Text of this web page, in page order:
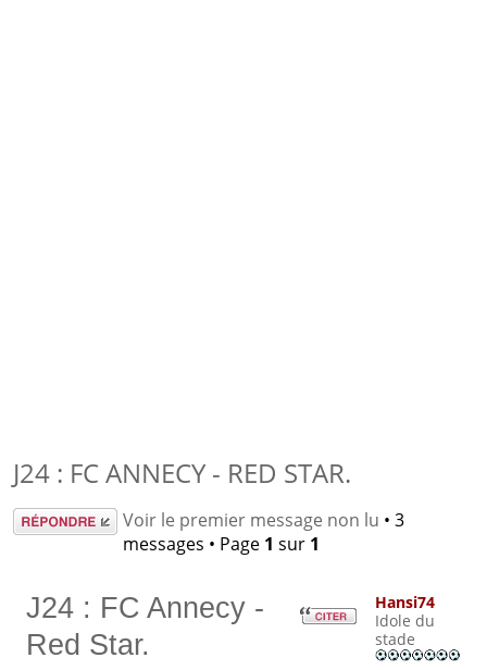
J24 : FC ANNECY - RED STAR.
Répondre Voir le premier message non lu • 3
messages • Page 1 sur 1
J24 : FC Annecy -
Red Star.
Hansi74
Idole du
stade